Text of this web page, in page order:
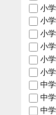
小
小
小
小
小
小
中
中
中